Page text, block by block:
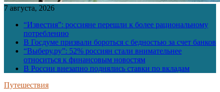
7 августа, 2026
“Известия”: россияне перешли к более рациональному
потреблению
В Госдуме призвали бороться с бедностью за счет банков
“Выберу.ру”: 52% россиян стали внимательнее
относиться к финансовым новостям
В России внезапно поднялись ставки по вкладам
Путешествия